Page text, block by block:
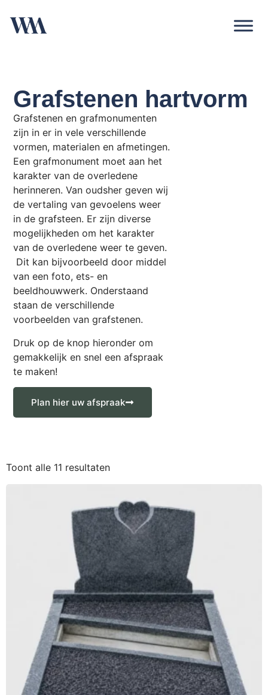
Grafstenen hartvorm
Grafstenen en grafmonumenten
zijn in er in vele verschillende
vormen, materialen en afmetingen.
Een grafmonument moet aan het
karakter van de overledene
herinneren. Van oudsher geven wij
de vertaling van gevoelens weer
in de grafsteen. Er zijn diverse
mogelijkheden om het karakter
van de overledene weer te geven.
Dit kan bijvoorbeeld door middel
van een foto, ets- en
beeldhouwwerk. Onderstaand
staan de verschillende
voorbeelden van grafstenen.
Druk op de knop hieronder om
gemakkelijk en snel een afspraak
te maken!
Plan hier uw afspraak
Toont alle 11 resultaten